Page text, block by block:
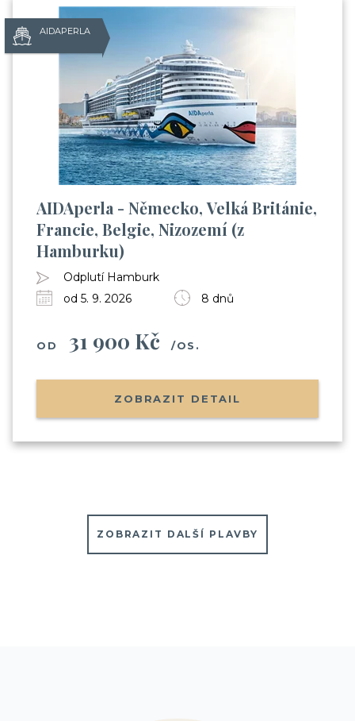
AIDAPERLA
AIDAperla - Německo, Velká Británie,
Francie, Belgie, Nizozemí (z
Hamburku)
Odplutí Hamburk
od 5. 9. 2026
8 dnů
OD 31 900 Kč /OS.
ZOBRAZIT DETAIL
ZOBRAZIT DALŠÍ PLAVBY